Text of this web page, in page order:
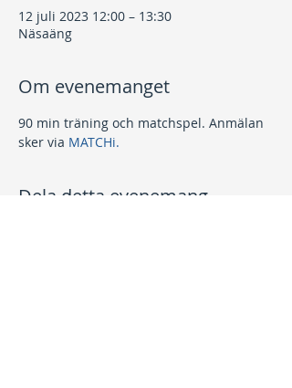
12 juli 2023 12:00 – 13:30
Näsaäng
Om evenemanget
90 min träning och matchspel. Anmälan
sker via MATCHi.
Dela detta evenemang